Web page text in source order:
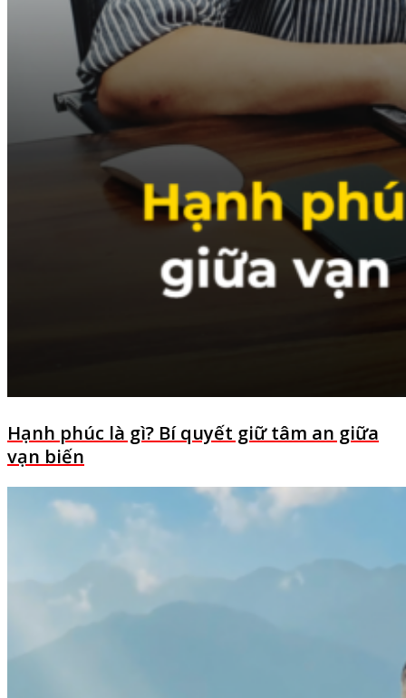
Hạnh phúc là gì? Bí quyết giữ tâm an giữa
vạn biến